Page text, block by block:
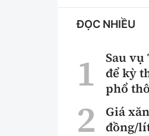
ĐỌC NHIỀU
Sau vụ
để kỳ
phổ
Giá
đồng/